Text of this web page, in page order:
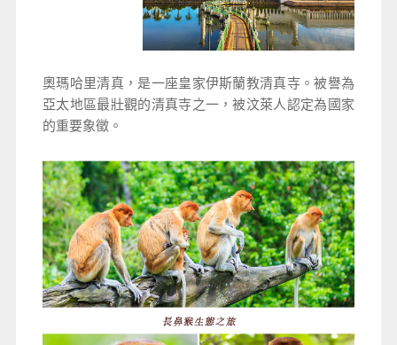
奧瑪哈里清真，是一座皇家伊斯蘭教清真寺。被譽為
亞太地區最壯觀的清真寺之一，被汶萊人認定為國家
的重要象徵。